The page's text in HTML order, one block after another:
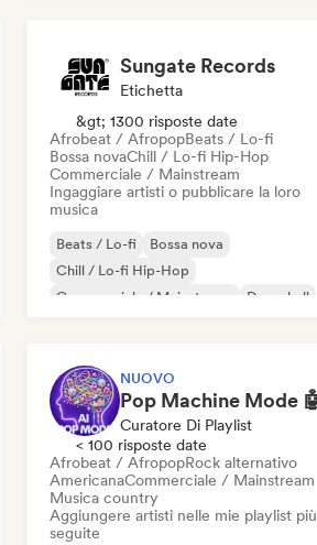
Sungate Records
Etichetta
&gt; 1300 risposte date
Afrobeat / AfropopBeats / Lo-fi
Bossa novaChill / Lo-fi Hip-Hop
Commerciale / Mainstream
Ingaggiare artisti o pubblicare la loro
musica
Beats / Lo-fi
Bossa nova
Chill / Lo-fi Hip-Hop
Commerciale / Mainstream
Dancehall
NUOVO
Curatore Di Playlist
< 100 risposte date
Afrobeat / AfropopRock alternativo
AmericanaCommerciale / Mainstream
Musica country
Aggiungere artisti nelle mie playlist più
seguite